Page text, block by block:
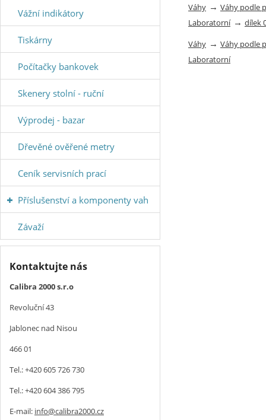
Váhy → Váhy podle
Laboratorní → dílek
Váhy → Váhy podle
Laboratorní
Vážní indikátory
Tiskárny
Počítačky bankovek
Skenery stolní - ruční
Výprodej - bazar
Dřevěné ověřené metry
Ceník servisních prací
Příslušenství a komponenty vah
Závaží
Kontaktujte nás
Calibra 2000 s.r.o
Revoluční 43
Jablonec nad Nisou
466 01
Tel.: +420 605 726 730
Tel.: +420 604 386 795
E-mail: info@calibra2000.cz